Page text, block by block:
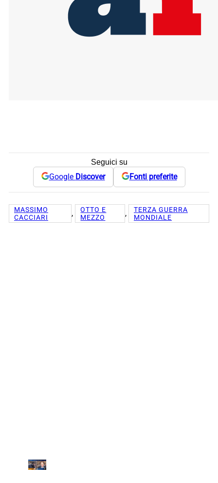
Seguici su
Google Discover Fonti preferite
MASSIMO
CACCIARI
,
OTTO E
MEZZO
,
TERZA GUERRA
MONDIALE